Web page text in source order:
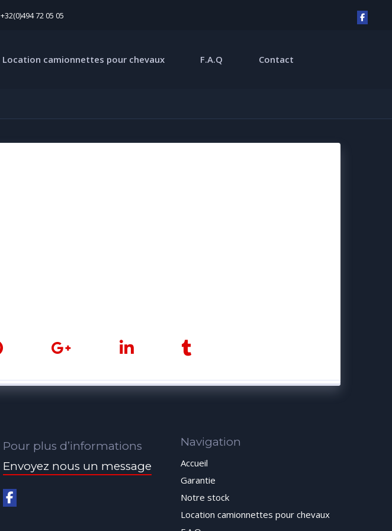
+32(0)494 72 05 05
Location camionnettes pour chevaux F.A.Q Contact
Pour plus d’informations
Envoyez nous un message
Navigation
Accueil
Garantie
Notre stock
Location camionnettes pour chevaux